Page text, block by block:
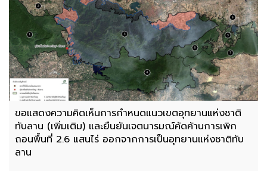
ขอแสดงความคิดเห็นการกำหนดแนวเขตอุทยานแห่งชาติ
ทับลาน (เพิ่มเติม) และยืนยันเจตนารมณ์คัดค้านการเพิก
ถอนพื้นที่ 2.6 แสนไร่ ออกจากการเป็นอุทยานแห่งชาติทับ
ลาน